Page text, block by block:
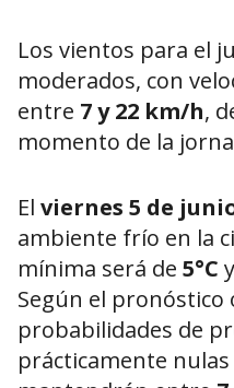
Los vientos para el
moderados, con
entre 7 y 22 km/h,
momento de la
El viernes 5 de
ambiente frío en la
mínima será de 5°C
Según el pronóstico
probabilidades de
prácticamente